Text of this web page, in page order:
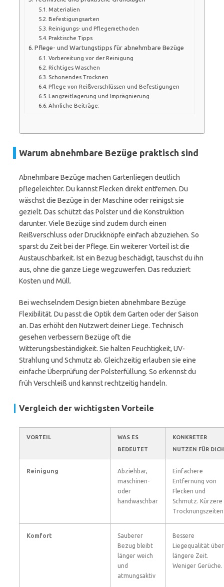
Materialien
Befestigungsarten
Reinigungs- und Pflegemethoden
Praktische Tipps
Pflege- und Wartungstipps für abnehmbare Bezüge
Vorbereitung vor der Reinigung
Richtiges Waschen
Schonendes Trocknen
Pflege von Reißverschlüssen und Befestigungen
Langzeitlagerung und Imprägnierung
Ähnliche Beiträge:
Warum abnehmbare Bezüge praktisch sind
Abnehmbare Bezüge machen Gartenliegen deutlich
pflegeleichter. Du kannst Flecken direkt entfernen. Du
wäschst die Bezüge in der Maschine oder reinigst sie
gezielt. Das schützt das Polster und die Konstruktion
darunter. Viele Bezüge sind zudem durch einen
Reißverschluss oder Druckknöpfe einfach abzuziehen. So
sparst du Zeit bei der Pflege. Ein weiterer Vorteil ist die
Austauschbarkeit. Ist ein Bezug beschädigt, tauschst du ihn
aus, ohne die ganze Liege wegzuwerfen. Das reduziert
Kosten und Müll.
Bei wechselndem Design bieten abnehmbare Bezüge
Flexibilität. Du passt die Optik dem Garten oder der Saison
an. Das erhöht den Nutzwert deiner Liege. Technisch
gesehen verbessern Bezüge oft die
Witterungsbeständigkeit. Sie halten Feuchtigkeit, UV-
Strahlung und Schmutz ab. Gleichzeitig erlauben sie eine
einfache Überprüfung der Polsterfüllung. So erkennst du
früh Verschleiß und kannst rechtzeitig handeln.
Vergleich der wichtigsten Vorteile
VORTEIL
WAS ES
BEDEUTET
KONKRETER
NUTZEN FÜR DICH
Reinigung
Abziehbar,
maschinen-
oder
handwaschbar
Einfachere
Entfernung von
Flecken und
Schmutz. Kürzere
Komfort
Sauberer
Bezug bleibt
länger weich
und
atmungsaktiv
Bessere
Liegequalität über
längere Zeit.
Weniger Gerüche.